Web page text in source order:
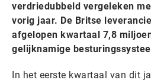
verdriedubbeld vergeleken
vorig jaar. De Britse
afgelopen kwartaal 7,8
gelijknamige
In het eerste kwartaal van dit